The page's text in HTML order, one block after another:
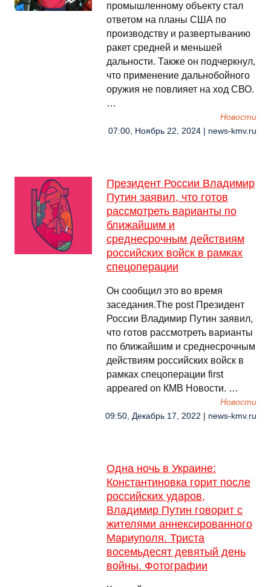
промышленному объекту стал
ответом на планы США по
производству и развертыванию
ракет средней и меньшей
дальности. Также он подчеркнул,
что применение дальнобойного
оружия не повлияет на ход СВО.
…
Новости
07:00, Ноябрь 22, 2024 | news-kmv.ru
Президент России Владимир
Путин заявил, что готов
рассмотреть варианты по
ближайшим и
среднесрочным действиям
российских войск в рамках
спецоперации
Он сообщил это во время
заседания.The post Президент
России Владимир Путин заявил,
что готов рассмотреть варианты
по ближайшим и среднесрочным
действиям российских войск в
рамках спецоперации first
appeared on КМВ Новости. …
Новости
09:50, Декабрь 17, 2022 | news-kmv.ru
Одна ночь в Украине:
Константиновка горит после
российских ударов,
Владимир Путин говорит с
жителями аннексированного
Мариуполя. Триста
восемьдесят девятый день
войны. Фотографии